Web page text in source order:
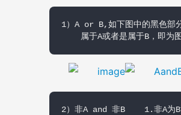
1）A or B,如下图中的黑色部
属于A或者是属于B，即为
2）非A and 非B    1.非A为